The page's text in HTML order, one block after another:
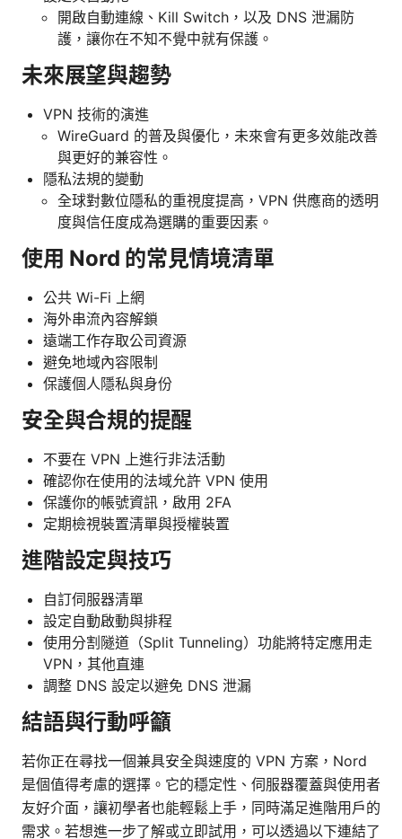
開啟自動連線、Kill Switch，以及 DNS 泄漏防
護，讓你在不知不覺中就有保護。
未來展望與趨勢
VPN 技術的演進
WireGuard 的普及與優化，未來會有更多效能改善
與更好的兼容性。
隱私法規的變動
全球對數位隱私的重視度提高，VPN 供應商的透明
度與信任度成為選購的重要因素。
使用 Nord 的常見情境清單
公共 Wi-Fi 上網
海外串流內容解鎖
遠端工作存取公司資源
避免地域內容限制
保護個人隱私與身份
安全與合規的提醒
不要在 VPN 上進行非法活動
確認你在使用的法域允許 VPN 使用
保護你的帳號資訊，啟用 2FA
定期檢視裝置清單與授權裝置
進階設定與技巧
自訂伺服器清單
設定自動啟動與排程
使用分割隧道（Split Tunneling）功能將特定應用走
VPN，其他直連
調整 DNS 設定以避免 DNS 泄漏
結語與行動呼籲
若你正在尋找一個兼具安全與速度的 VPN 方案，Nord
是個值得考慮的選擇。它的穩定性、伺服器覆蓋與使用者
友好介面，讓初學者也能輕鬆上手，同時滿足進階用戶的
需求。若想進一步了解或立即試用，可以透過以下連結了